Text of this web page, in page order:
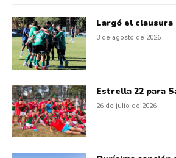
Largó el clausura
3 de agosto de 2026
Estrella 22 para
26 de julio de 2026